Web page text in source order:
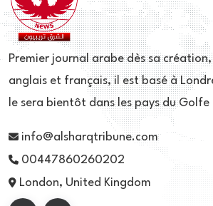
Premier journal arabe dès sa
anglais et français, il est basé à
le sera bientôt dans les pays du
info@alsharqtribune.com
00447860260202
London, United Kingdom